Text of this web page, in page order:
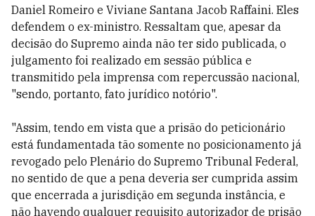
Daniel Romeiro e Viviane Santana Jacob Raffaini. Eles
defendem o ex-ministro. Ressaltam que, apesar da
decisão do Supremo ainda não ter sido publicada, o
julgamento foi realizado em sessão pública e
transmitido pela imprensa com repercussão nacional,
"sendo, portanto, fato jurídico notório".
"Assim, tendo em vista que a prisão do peticionário
está fundamentada tão somente no posicionamento já
revogado pelo Plenário do Supremo Tribunal Federal,
no sentido de que a pena deveria ser cumprida assim
que encerrada a jurisdição em segunda instância, e
não havendo qualquer requisito autorizador de prisão